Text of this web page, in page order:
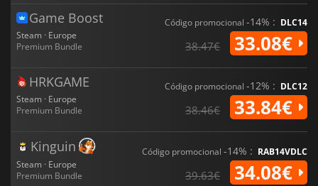
Game Boost
Steam · Europe
Premium Bundle
Código promocional -14% : DLC14
38.47€ 33.08€
HRKGAME
Steam · Europe
Premium Bundle
Código promocional -12% : DLC12
38.46€ 33.84€
Kinguin
Steam · Europe
Premium Bundle
Código promocional -14% : RAB14VDLC
39.63€ 34.08€